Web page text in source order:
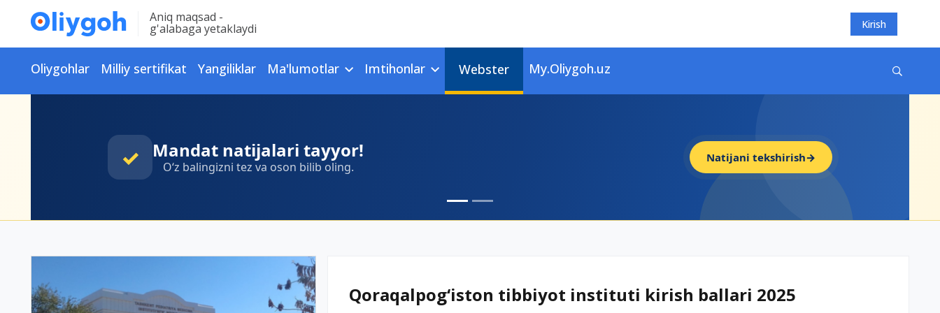
Aniq maqsad -
g'alabaga yetaklaydi Kirish
Oliygohlar Milliy sertifikat Yangiliklar Ma'lumotlar Imtihonlar Webster My.Oliygoh.uz
✓ Mandat natijalari tayyor!
O‘z balingizni tez va oson bilib oling.
Natijani tekshirish→
Qoraqalpog‘iston tibbiyot instituti kirish ballari 2025